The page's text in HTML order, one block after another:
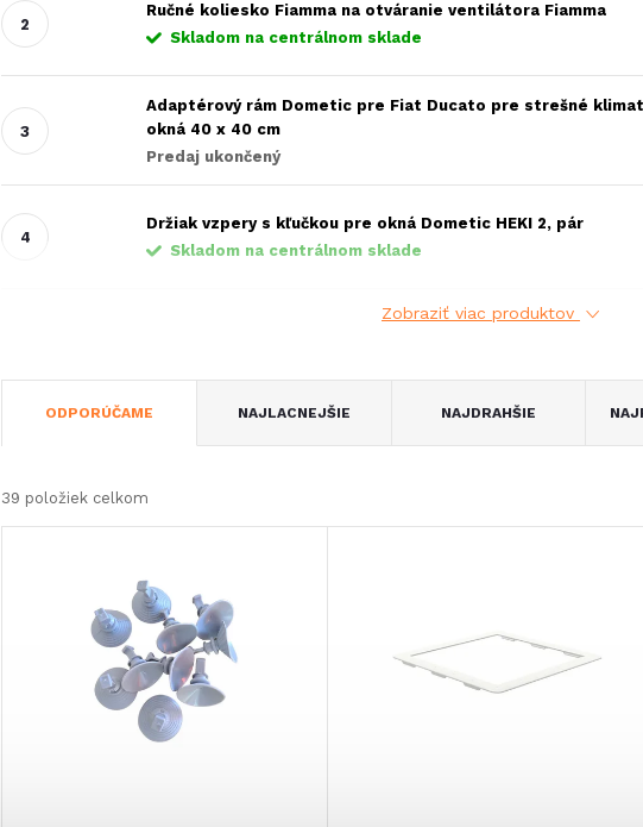
Ručné koliesko Fiamma na otváranie ventilátora Fiamma
Skladom na centrálnom sklade
Adaptérový rám Dometic pre Fiat Ducato pre strešné
okná 40 x 40 cm
Predaj ukončený
Držiak vzpery s kľučkou pre okná Dometic HEKI 2, pár
Skladom na centrálnom sklade
Zobraziť viac produktov
d
ODPORÚČAME NAJLACNEJŠIE NAJDRAHŠIE
39 položiek celkom